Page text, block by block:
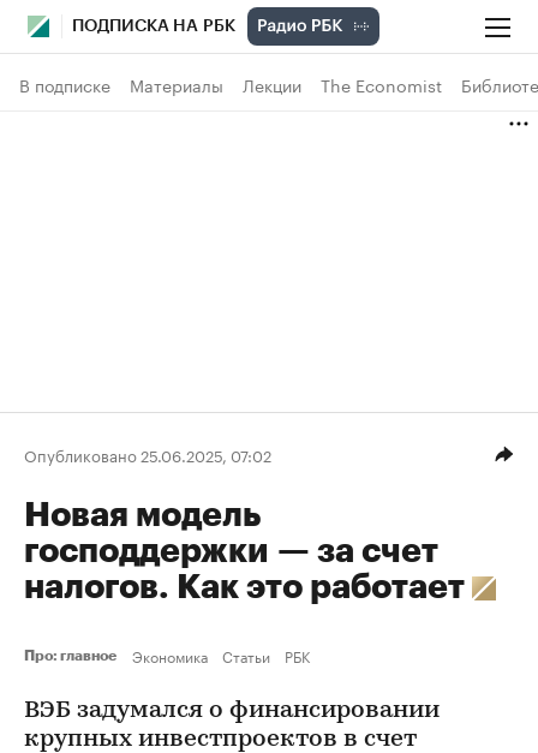
ПОДПИСКА НА РБК
В подписке Материалы Лекции The Economist
Опубликовано 25.06.2025, 07:02
Новая модель
господдержки — за счет
налогов. Как это работает
Про: главное Экономика Статьи РБК
ВЭБ задумался о финансировании
крупных инвестпроектов в счет